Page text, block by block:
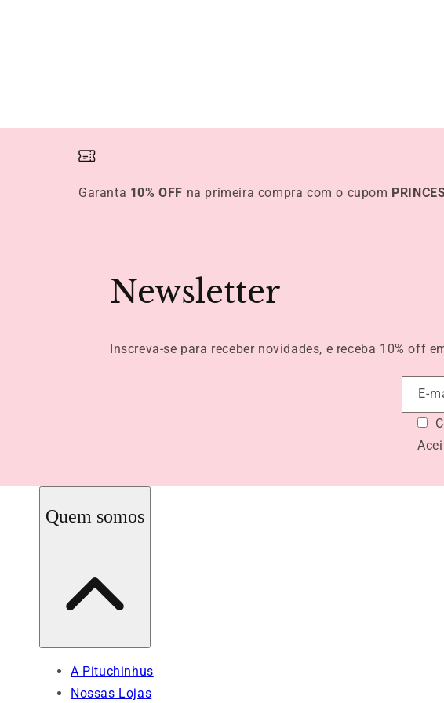
Garanta 10% OFF na primeira compra com o cupom
Newsletter
Inscreva-se para receber novidades, e receba 10% off
E-
Quem somos
A Pituchinhus
Nossas Lojas